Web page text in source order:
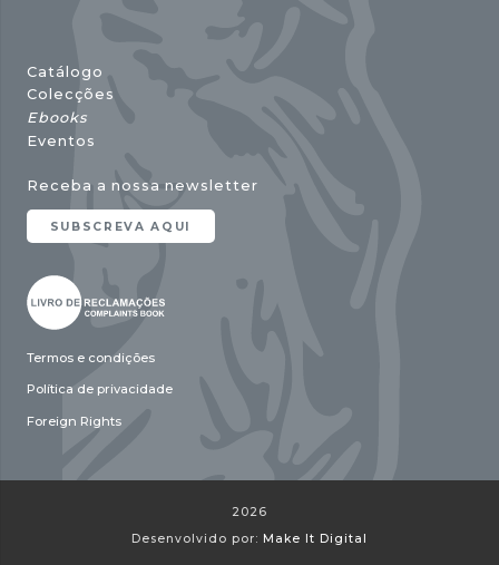
Catálogo
Colecções
Ebooks
Eventos
Receba a nossa newsletter
SUBSCREVA AQUI
Termos e condições
Política de privacidade
Foreign Rights
2026
Desenvolvido por: Make It Digital